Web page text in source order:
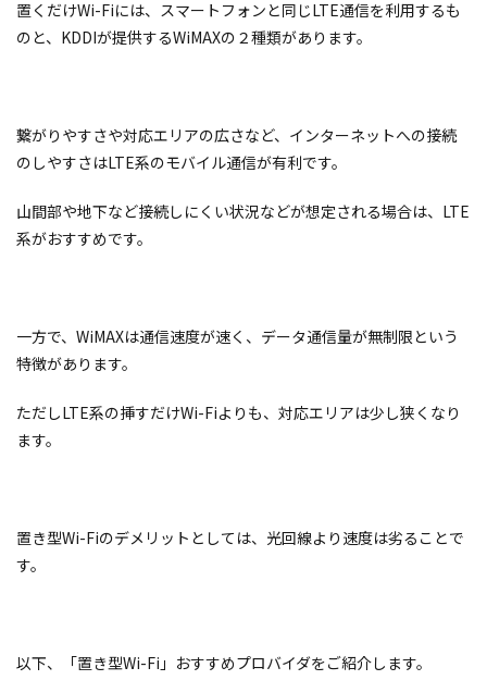
置くだけWi-Fiには、スマートフォンと同じLTE通信を利用するも
のと、KDDIが提供するWiMAXの２種類があります。
繋がりやすさや対応エリアの広さなど、インターネットへの接続
のしやすさはLTE系のモバイル通信が有利です。
山間部や地下など接続しにくい状況などが想定される場合は、LTE
系がおすすめです。
一方で、WiMAXは通信速度が速く、データ通信量が無制限という
特徴があります。
ただしLTE系の挿すだけWi-Fiよりも、対応エリアは少し狭くなり
ます。
置き型Wi-Fiのデメリットとしては、光回線より速度は劣ることで
す。
以下、「置き型Wi-Fi」おすすめプロバイダをご紹介します。